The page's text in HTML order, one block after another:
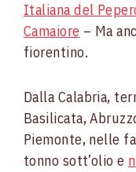
Italiana del
Camaiore – Ma
fiorentino.
Dalla Calabria,
Basilicata,
Piemonte, nelle
tonno sott’olio e